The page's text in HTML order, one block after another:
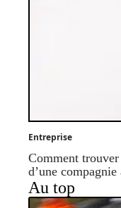
Entreprise
Comment
d’une compagnie
Au top